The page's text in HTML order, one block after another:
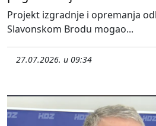
Projekt izgradnje i opremanja
Slavonskom Brodu mogao...
27.07.2026. u 09:34